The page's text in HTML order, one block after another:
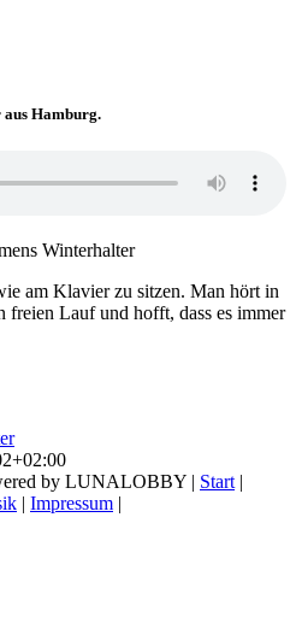
Hamburg.
Winterhalter
am Klavier zu sitzen. Man hört in
freien Lauf und hofft, dass es immer
by LUNALOBBY | Start |
| Impressum |